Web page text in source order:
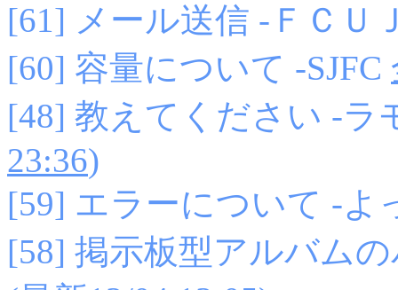
[61] メール送信 -ＦＣＵ
[60] 容量について -SJFC
[48] 教えてください -ラ
23:36)
[59] エラーについて -よ
[58] 掲示板型アルバム